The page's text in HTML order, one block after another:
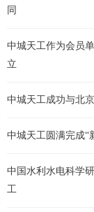
同
中城天工作为会员
立
中城天工成功与北
中城天工圆满完成“
中国水利水电科学
工